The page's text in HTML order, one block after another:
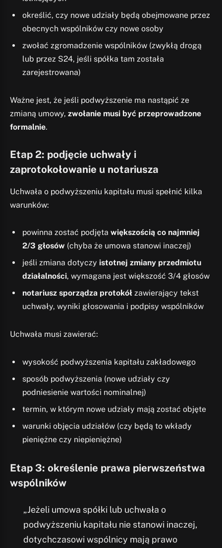
określić, czy nowe udziały będą obejmowane przez
obecnych wspólników czy nowe osoby
zwołać zgromadzenie wspólników (zwykłą drogą
lub przez S24, jeśli spółka tam została
zarejestrowana)
Ważne jest, że jeśli podwyższenie ma nastąpić ze
zmianą umowy, zwołanie musi być przeprowadzone
formalnie.
Etap 2: podjęcie uchwały i
zaprotokołowanie u notariusza
Uchwała o podwyższeniu kapitału musi spełnić kilka
warunków:
powinna zostać podjęta większością co najmniej
2/3 głosów (chyba że umowa stanowi inaczej)
jeśli zmiana dotyczy istotnej zmiany przedmiotu
działalności, wymagana jest większość 3/4 głosów
notariusz sporządza protokół zawierający tekst
uchwały, wyniki głosowania i podpisy wspólników
Uchwała musi zawierać:
wysokość podwyższenia kapitału zakładowego
sposób podwyższenia (nowe udziały czy
podniesienie wartości nominalnej)
termin, w którym nowe udziały mają zostać objęte
warunki objęcia udziałów (czy będą to wkłady
pieniężne czy niepieniężne)
Etap 3: określenie prawa pierwszeństwa
wspólników
„Jeżeli umowa spółki lub uchwała o
podwyższeniu kapitału nie stanowi inaczej,
dotychczasowi wspólnicy mają prawo